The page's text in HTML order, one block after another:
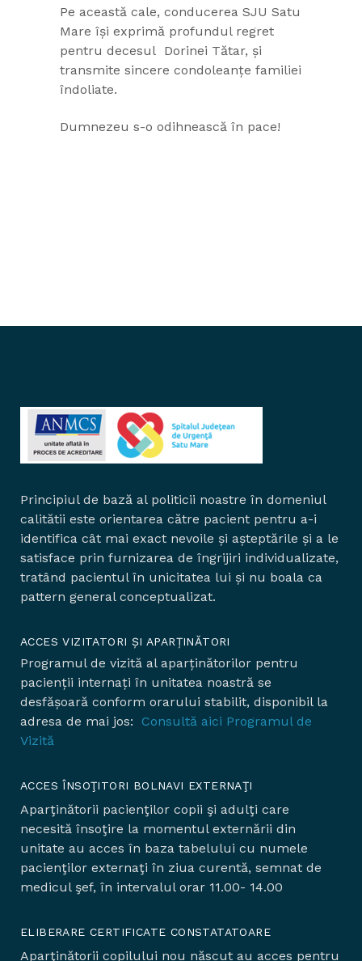
Pe această cale, conducerea SJU Satu
Mare își exprimă profundul regret
pentru decesul Dorinei Tătar, și
transmite sincere condoleanțe familiei
îndoliate.
Dumnezeu s-o odihnească în pace!
Principiul de bază al politicii noastre în domeniul
calitătii este orientarea către pacient pentru a-i
identifica cât mai exact nevoile și așteptările și a le
satisface prin furnizarea de îngrijiri individualizate,
tratând pacientul în unicitatea lui și nu boala ca
pattern general conceptualizat.
ACCES VIZITATORI ȘI APARȚINĂTORI
Programul de vizită al aparținătorilor pentru
pacienții internați în unitatea noastră se
desfășoară conform orarului stabilit, disponibil la
adresa de mai jos: Consultă aici Programul de
Vizită
ACCES ÎNSOŢITORI BOLNAVI EXTERNAŢI
Aparţinătorii pacienţilor copii şi adulţi care
necesită însoţire la momentul externării din
unitate au acces în baza tabelului cu numele
pacienţilor externaţi în ziua curentă, semnat de
medicul şef, în intervalul orar 11.00- 14.00
ELIBERARE CERTIFICATE CONSTATATOARE
Aparţinătorii copilului nou născut au acces pentru